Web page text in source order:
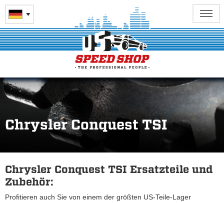
Chrysler Conquest TSI
Chrysler Conquest TSI Ersatzteile und
Zubehör:
Profitieren auch Sie von einem der größten US-Teile-Lager